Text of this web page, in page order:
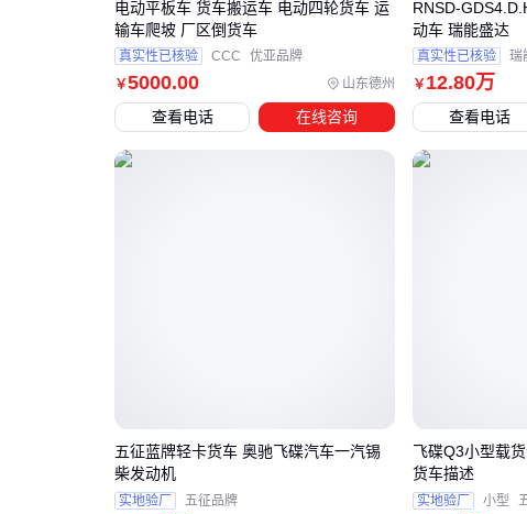
性
采
后
特
￥5000.00 山东德州
电动平板车 货车搬运车 电动四轮货车 运
输车爬坡 厂区倒货车
真实性已核验 CCC 优亚品牌
查看电话 在线咨询
￥12.80万
RNSD-
动车 瑞能盛达
真实性已核验 瑞
查看电话
五征蓝牌轻卡货车 奥驰飞碟汽车一汽锡
柴发动机
实地验厂 五征品牌
飞碟Q3小型载
货车描述
实地验厂 小型